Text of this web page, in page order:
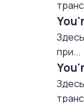
при...